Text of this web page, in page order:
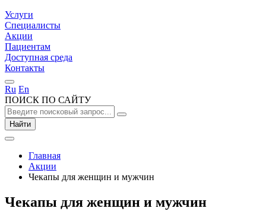
Услуги
Специалисты
Акции
Пациентам
Доступная среда
Контакты
Ru En
ПОИСК ПО САЙТУ
Найти
Главная
Акции
Чекапы для женщин и мужчин
Чекапы для женщин и мужчин